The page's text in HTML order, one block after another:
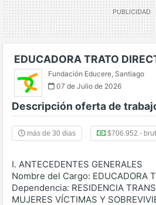
EDUCADORA TRATO
Fundación Educere, Santiago
07 de Julio de 2026
Descripción oferta de
más de 30 dias $706.952.-
I. ANTECEDENTES GENERALES
Nombre del Cargo: EDUCADORA
Dependencia: RESIDENCIA
MUJERES VÍCTIMAS Y